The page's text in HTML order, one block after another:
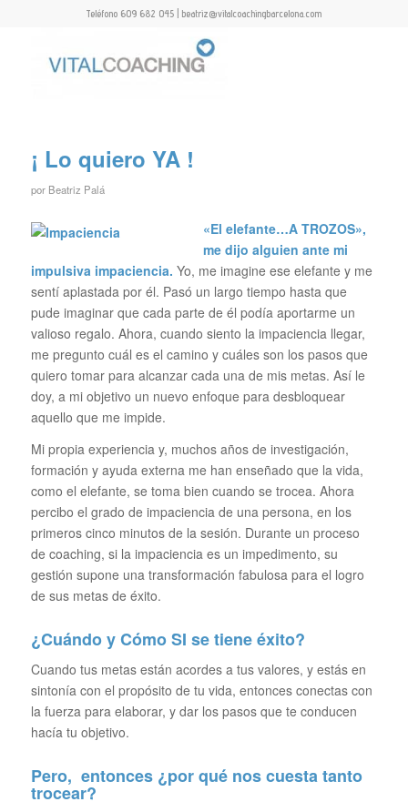
Teléfono 609 682 045 | beatriz@vitalcoachingbarcelona.com
¡ Lo quiero YA !
por Beatriz Palá
«El elefante…A TROZOS»,
me dijo alguien ante mi
impulsiva impaciencia. Yo, me imagine ese elefante y me
sentí aplastada por él. Pasó un largo tiempo hasta que
pude imaginar que cada parte de él podía aportarme un
valioso regalo. Ahora, cuando siento la impaciencia llegar,
me pregunto cuál es el camino y cuáles son los pasos que
quiero tomar para alcanzar cada una de mis metas. Así le
doy, a mi objetivo un nuevo enfoque para desbloquear
aquello que me impide.
Mi propia experiencia y, muchos años de investigación,
formación y ayuda externa me han enseñado que la vida,
como el elefante, se toma bien cuando se trocea. Ahora
percibo el grado de impaciencia de una persona, en los
primeros cinco minutos de la sesión. Durante un proceso
de coaching, si la impaciencia es un impedimento, su
gestión supone una transformación fabulosa para el logro
de sus metas de éxito.
¿Cuándo y Cómo SI se tiene éxito?
Cuando tus metas están acordes a tus valores, y estás en
sintonía con el propósito de tu vida, entonces conectas con
la fuerza para elaborar, y dar los pasos que te conducen
hacía tu objetivo.
Pero, entonces ¿por qué nos cuesta tanto
trocear?